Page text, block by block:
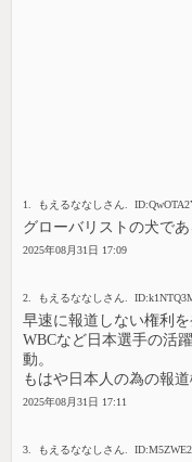
1. もえるななしさん.
グローバリストの犬で
2025年08月31日 17:09
2. もえるななしさん.
早速に報道しない権利を
WBCなど日本選手の活
動。
もはや日本人の為の報
2025年08月31日 17:11
3. もえるななしさん.